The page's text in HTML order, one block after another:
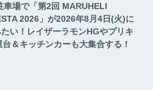
車場で「第2回 MARUHELI
2026」が2026年8月4日(火)に
い！レイザーラモンHGやプリキ
＆キッチンカーも大集合する！